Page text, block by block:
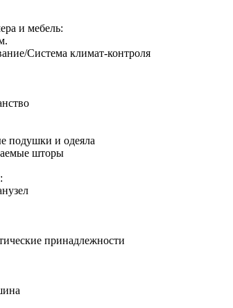
и мебель:
Система климат-контроля
подушки и одеяла
шторы
принадлежности